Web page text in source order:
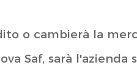
o cambierà la
Saf, sarà